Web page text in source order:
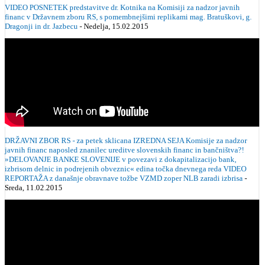
VIDEO POSNETEK predstavitve dr. Kotnika na Komisiji za nadzor javnih
financ v Državnem zboru RS, s pomembnejšimi replikami mag. Bratuškovi, g.
Dragonji in dr. Jazbecu - Nedelja, 15.02.2015
DRŽAVNI ZBOR RS - za petek sklicana IZREDNA SEJA Komisije za nadzor
javnih financ naposled znanilec ureditve slovenskih financ in bančništva?!
»DELOVANJE BANKE SLOVENIJE v povezavi z dokapitalizacijo bank,
izbrisom delnic in podrejenih obveznic« edina točka dnevnega reda VIDEO
REPORTAŽA z današnje obravnave tožbe VZMD zoper NLB zaradi izbrisa -
Sreda, 11.02.2015